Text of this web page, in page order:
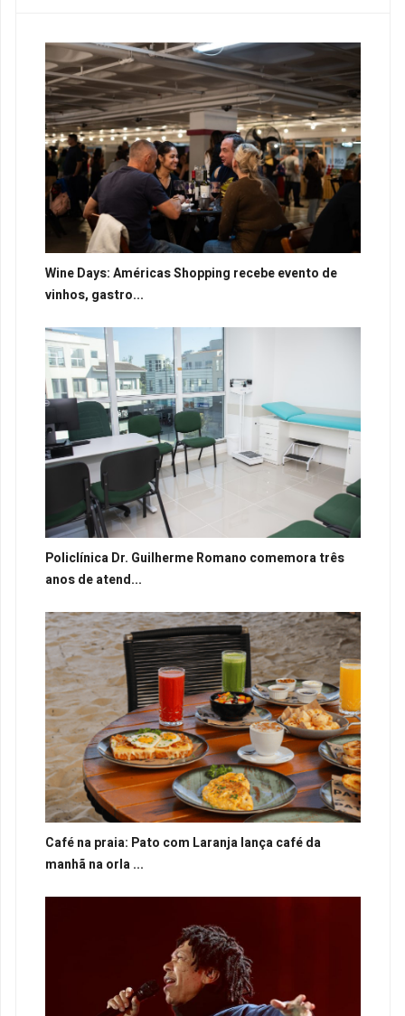
Wine Days: Américas Shopping recebe evento de
vinhos, gastro...
Policlínica Dr. Guilherme Romano comemora três
anos de atend...
Café na praia: Pato com Laranja lança café da
manhã na orla ...